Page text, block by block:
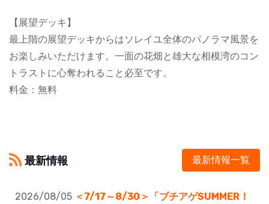
【展望デッキ】
最上階の展望デッキからはソレイユ全体のパノラマ風景を
お楽しみいただけます。一面の花畑と雄大な相模湾のコン
トラストに心奪われること必至です。
料金：無料
最新情報 最新情報一覧
2026/08/05 ＜7/17～8/30＞「ブチアゲSUMMER！